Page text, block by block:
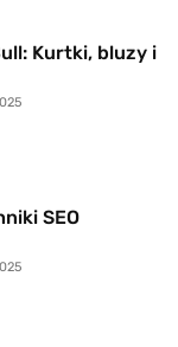
Kurtki, bluzy i
SEO